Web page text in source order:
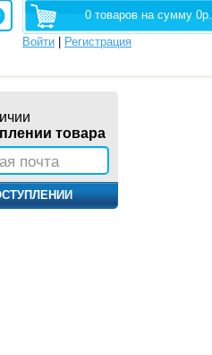
товара
почта
0 товаров на сумму 0р.
Войти
Регистрация